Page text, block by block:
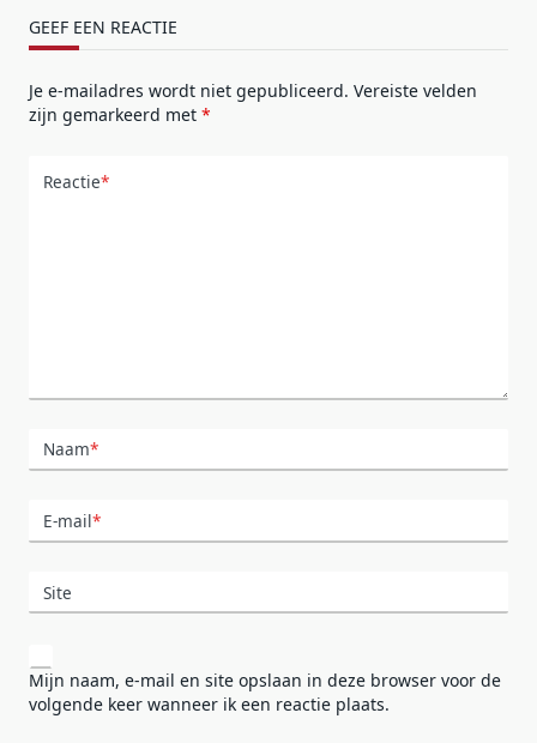
GEEF EEN REACTIE
Je e-mailadres wordt niet gepubliceerd. Vereiste velden
zijn gemarkeerd met *
Reactie*
Naam*
E-mail*
Site
Mijn naam, e-mail en site opslaan in deze browser voor de
volgende keer wanneer ik een reactie plaats.